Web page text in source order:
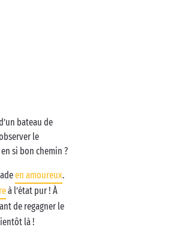
bateau de
le
si bon chemin ?
en amoureux.
à l’état pur ! À
de regagner le
là !